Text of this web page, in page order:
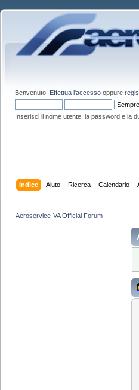
Benvenuto! Effettua l'accesso oppure
Inserisci il nome utente, la password e la
Indice Aiuto Ricerca Calendario
Aeroservice-VA Official Forum